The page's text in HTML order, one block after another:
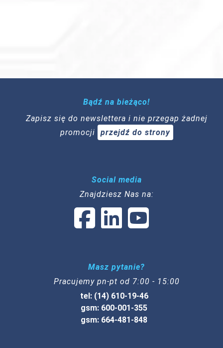
Bądź na bieżąco!
Zapisz się do newslettera i nie przegap żadnej
promocji
przejdź do strony
Social media
Znajdziesz Nas na:
Masz pytanie?
Pracujemy pn-pt od 7:00 - 15:00
tel: (14) 610-19-46
gsm: 600-001-355
gsm: 664-481-848